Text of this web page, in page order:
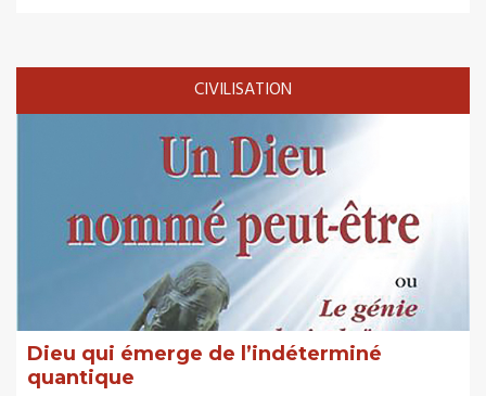
CIVILISATION
Dieu qui émerge de l’indéterminé
quantique